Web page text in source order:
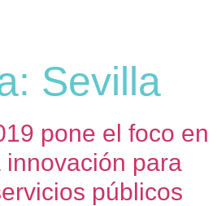
Sevilla
pone el foco en
para
públicos